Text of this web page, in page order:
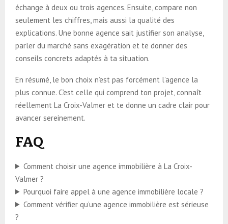
échange à deux ou trois agences. Ensuite, compare non
seulement les chiffres, mais aussi la qualité des
explications. Une bonne agence sait justifier son analyse,
parler du marché sans exagération et te donner des
conseils concrets adaptés à ta situation.
En résumé, le bon choix n’est pas forcément l’agence la
plus connue. C’est celle qui comprend ton projet, connaît
réellement La Croix-Valmer et te donne un cadre clair pour
avancer sereinement.
FAQ
Comment choisir une agence immobilière à La Croix-
Valmer ?
Pourquoi faire appel à une agence immobilière locale ?
Comment vérifier qu’une agence immobilière est sérieuse
?